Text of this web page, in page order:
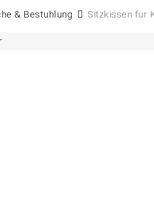
& Bestuhlung Sitzkissen für